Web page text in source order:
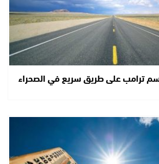
ترامب على طريق سريع في الصحراء